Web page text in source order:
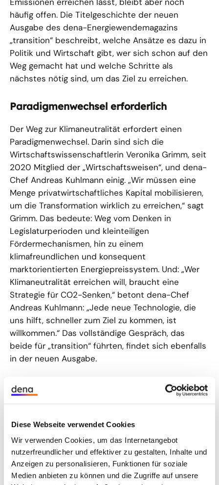
Diese Webseite verwendet Cookies
Wir verwenden Cookies, um das Internetangebot
nutzerfreundlicher und effektiver zu gestalten, Inhalte und
Anzeigen zu personalisieren, Funktionen für soziale
Medien anbieten zu können und die Zugriffe auf unsere
häufig offen. Die Titelgeschichte der neuen
Ausgabe des dena-Energiewendemagazins
„transition“ beschreibt, welche Ansätze es dazu in
Politik und Wirtschaft gibt, wer sich schon auf den
Weg gemacht hat und welche Schritte als
nächstes nötig sind, um das Ziel zu erreichen.
Paradigmenwechsel erforderlich
Der Weg zur Klimaneutralität erfordert einen
Paradigmenwechsel. Darin sind sich die
Wirtschaftswissenschaftlerin Veronika Grimm, seit
2020 Mitglied der „Wirtschaftsweisen“, und dena-
Chef Andreas Kuhlmann einig. „Wir müssen eine
Menge privatwirtschaftliches Kapital mobilisieren,
um die Transformation wirklich zu erreichen,“ sagt
Grimm. Das bedeute: Weg vom Denken in
Legislaturperioden und kleinteiligen
Fördermechanismen, hin zu einem
klimafreundlichen und konsequent
marktorientierten Energiepreissystem. Und: „Wer
Klimaneutralität erreichen will, braucht eine
Strategie für CO2-Senken,“ betont dena-Chef
Andreas Kuhlmann: „Jede neue Technologie, die
uns hilft, schneller zum Ziel zu kommen, ist
willkommen.“ Das vollständige Gespräch, das
beide für „transition“ führten, findet sich ebenfalls
in der neuen Ausgabe.
Zukunftsgeschäft Wasserstoff und
Glückwünsche
Auch in weiteren Reportagen und Analysen geht
es um zentrale Zukunftsfragen des Klimaschutzes
und der integrierten Energiewende: Etwa, wie die
Planung von Strom- und Gasnetzen der
wachsenden Komplexität des Energiesystems